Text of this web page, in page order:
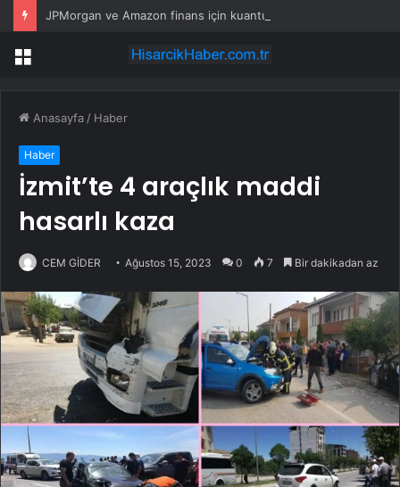
Menü
Anasayfa / Haber
Haber
İzmit’te 4 araçlık maddi
hasarlı kaza
CEM GİDER Ağustos 15, 2023 0 7 Bir dakikadan az